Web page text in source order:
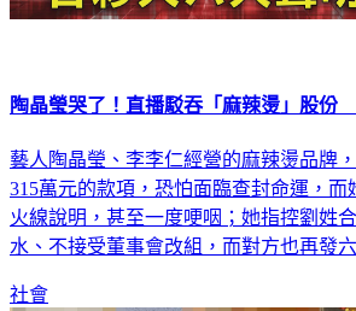
陶晶瑩哭了！直播駁吞「麻辣燙」股份
藝人陶晶瑩、李李仁經營的麻辣燙品牌
315萬元的款項，恐怕面臨查封命運，而
火線說明，甚至一度哽咽；她指控劉姓
水、不接受董事會改組，而對方也再發
社會